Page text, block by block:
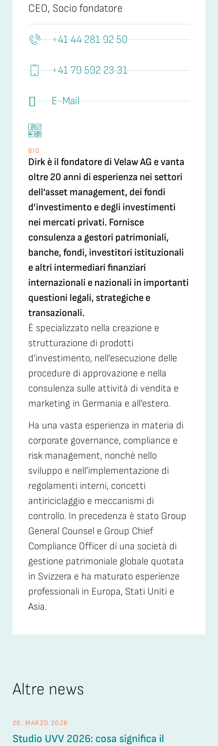
CEO, Socio fondatore
+41 44 281 92 50
+41 79 592 23 31
E-Mail
BIO
Dirk è il fondatore di Velaw AG e vanta
oltre 20 anni di esperienza nei settori
dell’asset management, dei fondi
d’investimento e degli investimenti
nei mercati privati. Fornisce
consulenza a gestori patrimoniali,
banche, fondi, investitori istituzionali
e altri intermediari finanziari
internazionali e nazionali in importanti
questioni legali, strategiche e
transazionali.
È specializzato nella creazione e
strutturazione di prodotti
d’investimento, nell’esecuzione delle
procedure di approvazione e nella
consulenza sulle attività di vendita e
marketing in Germania e all’estero.
Ha una vasta esperienza in materia di
corporate governance, compliance e
risk management, nonché nello
sviluppo e nell’implementazione di
regolamenti interni, concetti
antiriciclaggio e meccanismi di
controllo. In precedenza è stato Group
General Counsel e Group Chief
Compliance Officer di una società di
gestione patrimoniale globale quotata
in Svizzera e ha maturato esperienze
professionali in Europa, Stati Uniti e
Asia.
Altre news
26. MARZO 2026
Studio UVV 2026: cosa significa il